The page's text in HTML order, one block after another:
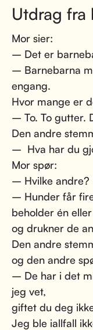
Utdrag fra
Mor sier:
– Det er
– Barnebarna
engang.
Hvor mange er
– To. To gutter.
Den andre
– Hva har du
Mor spør:
– Hvilke andre?
– Hunder får
beholder én
og drukner de
Den andre
og den andre
– De har i det
jeg vet,
giftet du deg
Jeg ble iallfall